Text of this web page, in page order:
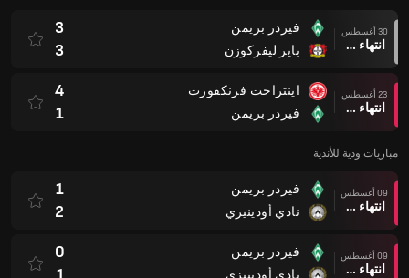
30 أغسطس
انتهاء وقت المباراة
فيردر بريمن
باير ليفركوزن
3
3
23 أغسطس
انتهاء وقت المباراة
اينتراخت فرنكفورت
فيردر بريمن
4
1
مباريات ودية للأندية
09 أغسطس
انتهاء وقت المباراة
فيردر بريمن
نادي أودينيزي
1
2
09 أغسطس
انتهاء وقت المباراة
فيردر بريمن
نادي أودينيزي
0